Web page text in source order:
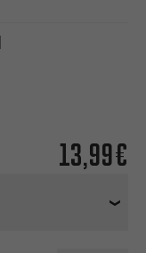
13,99€